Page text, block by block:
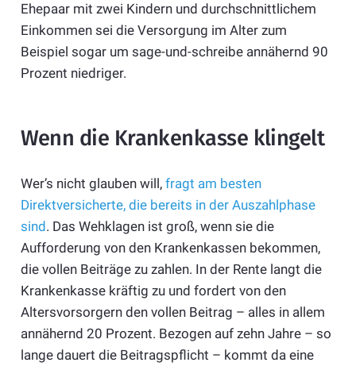
Ehepaar mit zwei Kindern und durchschnittlichem
Einkommen sei die Versorgung im Alter zum
Beispiel sogar um sage-und-schreibe annähernd 90
Prozent niedriger.
Wenn die Krankenkasse klingelt
Wer’s nicht glauben will, fragt am besten
Direktversicherte, die bereits in der Auszahlphase
sind. Das Wehklagen ist groß, wenn sie die
Aufforderung von den Krankenkassen bekommen,
die vollen Beiträge zu zahlen. In der Rente langt die
Krankenkasse kräftig zu und fordert von den
Altersvorsorgern den vollen Beitrag – alles in allem
annähernd 20 Prozent. Bezogen auf zehn Jahre – so
lange dauert die Beitragspflicht – kommt da eine